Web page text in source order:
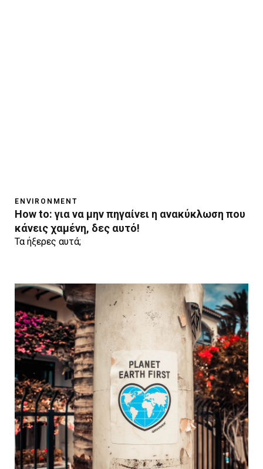
ENVIRONMENT
How to: για να μην πηγαίνει η ανακύκλωση που
κάνεις χαμένη, δες αυτό!
Τα ήξερες αυτά;